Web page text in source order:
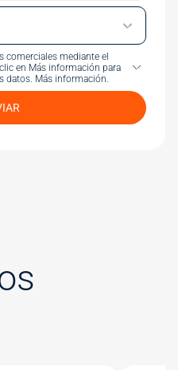
comerciales mediante el
en Más información para
datos. Más información.